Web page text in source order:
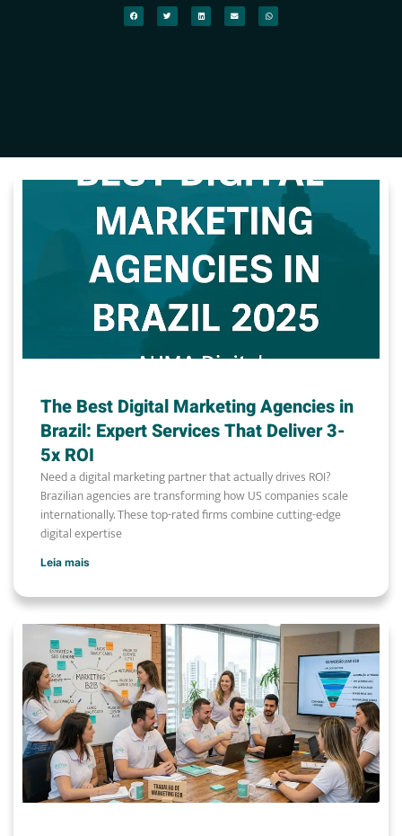
The Best Digital Marketing Agencies in
Brazil: Expert Services That Deliver 3-
5x ROI
Need a digital marketing partner that actually drives ROI?
Brazilian agencies are transforming how US companies scale
internationally. These top-rated firms combine cutting-edge
digital expertise
Leia mais